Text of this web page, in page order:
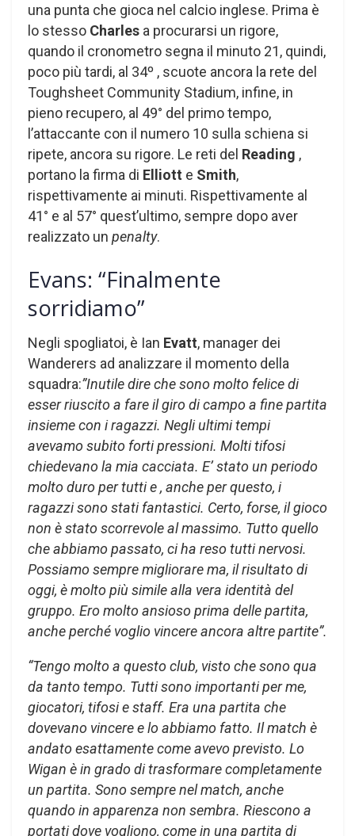
una punta che gioca nel calcio inglese. Prima è
lo stesso Charles a procurarsi un rigore,
quando il cronometro segna il minuto 21, quindi,
poco più tardi, al 34º , scuote ancora la rete del
Toughsheet Community Stadium, infine, in
pieno recupero, al 49° del primo tempo,
l’attaccante con il numero 10 sulla schiena si
ripete, ancora su rigore. Le reti del Reading ,
portano la firma di Elliott e Smith,
rispettivamente ai minuti. Rispettivamente al
41° e al 57° quest’ultimo, sempre dopo aver
realizzato un penalty.
Evans: “Finalmente
sorridiamo”
Negli spogliatoi, è Ian Evatt, manager dei
Wanderers ad analizzare il momento della
squadra:”Inutile dire che sono molto felice di
esser riuscito a fare il giro di campo a fine partita
insieme con i ragazzi. Negli ultimi tempi
avevamo subito forti pressioni. Molti tifosi
chiedevano la mia cacciata. E’ stato un periodo
molto duro per tutti e , anche per questo, i
ragazzi sono stati fantastici. Certo, forse, il gioco
non è stato scorrevole al massimo. Tutto quello
che abbiamo passato, ci ha reso tutti nervosi.
Possiamo sempre migliorare ma, il risultato di
oggi, è molto più simile alla vera identità del
gruppo. Ero molto ansioso prima delle partita,
anche perché voglio vincere ancora altre partite”.
“Tengo molto a questo club, visto che sono qua
da tanto tempo. Tutti sono importanti per me,
giocatori, tifosi e staff. Era una partita che
dovevano vincere e lo abbiamo fatto. Il match è
andato esattamente come avevo previsto. Lo
Wigan è in grado di trasformare completamente
un partita. Sono sempre nel match, anche
quando in apparenza non sembra. Riescono a
portati dove vogliono, come in una partita di